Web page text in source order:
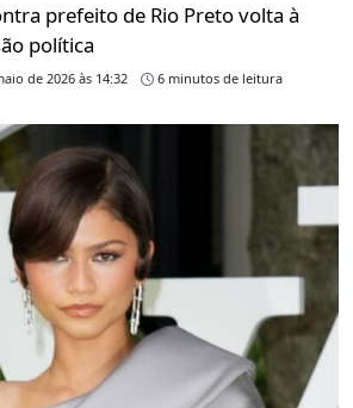
prefeito de Rio Preto volta à
política
de 2026 às 14:32 6 minutos de leitura